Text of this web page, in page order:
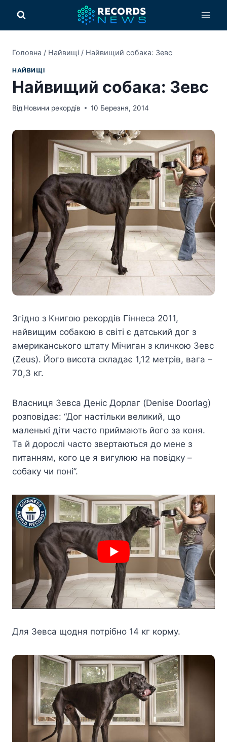
вмісту
Головна / Найвищі / Найвищий собака: Зевс
НАЙВИЩІ
Найвищий собака: Зевс
Від Новини рекордів 10 Березня, 2014
Згідно з Книгою рекордів Гіннеса 2011,
найвищим собакою в світі є датський дог з
американського штату Мічиган з кличкою Зевс
(Zeus). Його висота складає 1,12 метрів, вага –
70,3 кг.
Власниця Зевса Деніс Дорлаг (Denise Doorlag)
розповідає: “Дог настільки великий, що
маленькі діти часто приймають його за коня.
Та й дорослі часто звертаються до мене з
питанням, кого це я вигулюю на повідку –
собаку чи поні”.
Для Зевса щодня потрібно 14 кг корму.